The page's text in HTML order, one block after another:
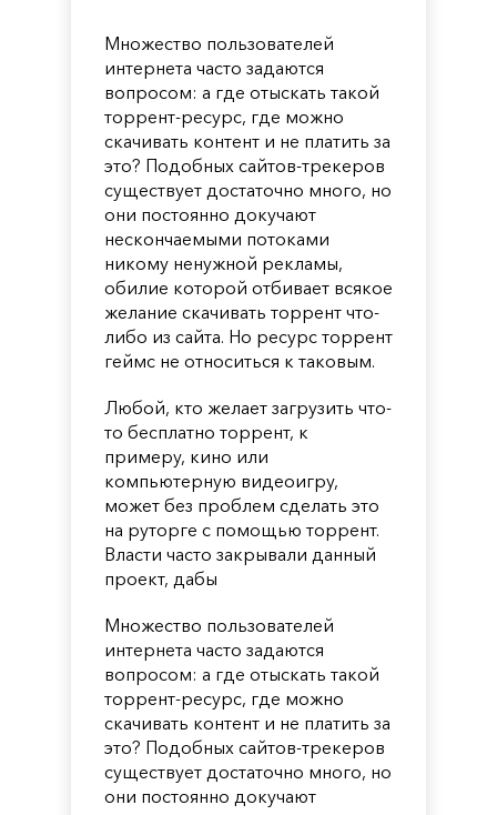
Множество пользователей
интернета часто задаются
вопросом: а где отыскать такой
торрент-ресурс, где можно
скачивать контент и не платить за
это? Подобных сайтов-трекеров
существует достаточно много, но
они постоянно докучают
нескончаемыми потоками
никому ненужной рекламы,
обилие которой отбивает всякое
желание скачивать торрент что-
либо из сайта. Но ресурс торрент
геймс не относиться к таковым.
Любой, кто желает загрузить что-
то бесплатно торрент, к
примеру, кино или
компьютерную видеоигру,
может без проблем сделать это
на руторге с помощью торрент.
Власти часто закрывали данный
проект, дабы
Множество пользователей
интернета часто задаются
вопросом: а где отыскать такой
торрент-ресурс, где можно
скачивать контент и не платить за
это? Подобных сайтов-трекеров
существует достаточно много, но
они постоянно докучают